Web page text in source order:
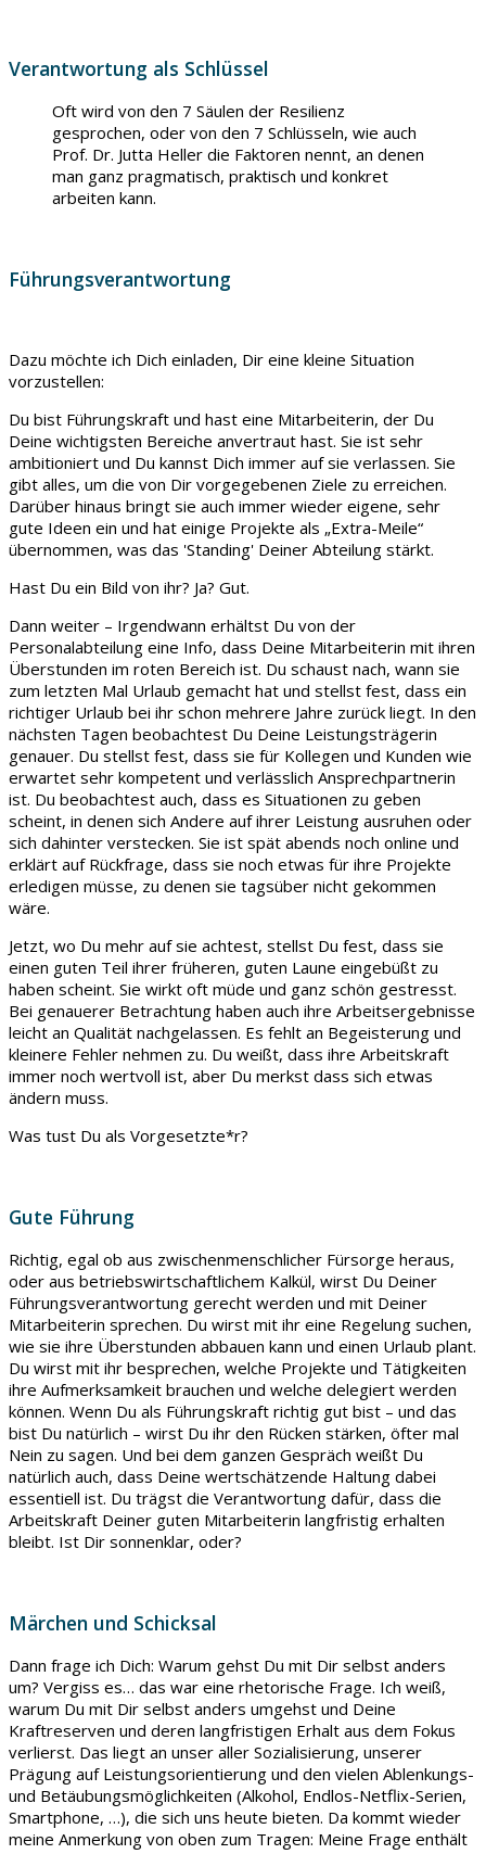
Verantwortung als Schlüssel
Oft wird von den 7 Säulen der Resilienz
gesprochen, oder von den 7 Schlüsseln, wie auch
Prof. Dr. Jutta Heller die Faktoren nennt, an denen
man ganz pragmatisch, praktisch und konkret
arbeiten kann.
Führungsverantwortung
Dazu möchte ich Dich einladen, Dir eine kleine Situation
vorzustellen:
Du bist Führungskraft und hast eine Mitarbeiterin, der Du
Deine wichtigsten Bereiche anvertraut hast. Sie ist sehr
ambitioniert und Du kannst Dich immer auf sie verlassen. Sie
gibt alles, um die von Dir vorgegebenen Ziele zu erreichen.
Darüber hinaus bringt sie auch immer wieder eigene, sehr
gute Ideen ein und hat einige Projekte als „Extra-Meile“
übernommen, was das 'Standing' Deiner Abteilung stärkt.
Hast Du ein Bild von ihr? Ja? Gut.
Dann weiter – Irgendwann erhältst Du von der
Personalabteilung eine Info, dass Deine Mitarbeiterin mit ihren
Überstunden im roten Bereich ist. Du schaust nach, wann sie
zum letzten Mal Urlaub gemacht hat und stellst fest, dass ein
richtiger Urlaub bei ihr schon mehrere Jahre zurück liegt. In den
nächsten Tagen beobachtest Du Deine Leistungsträgerin
genauer. Du stellst fest, dass sie für Kollegen und Kunden wie
erwartet sehr kompetent und verlässlich Ansprechpartnerin
ist. Du beobachtest auch, dass es Situationen zu geben
scheint, in denen sich Andere auf ihrer Leistung ausruhen oder
sich dahinter verstecken. Sie ist spät abends noch online und
erklärt auf Rückfrage, dass sie noch etwas für ihre Projekte
erledigen müsse, zu denen sie tagsüber nicht gekommen
wäre.
Jetzt, wo Du mehr auf sie achtest, stellst Du fest, dass sie
einen guten Teil ihrer früheren, guten Laune eingebüßt zu
haben scheint. Sie wirkt oft müde und ganz schön gestresst.
Bei genauerer Betrachtung haben auch ihre Arbeitsergebnisse
leicht an Qualität nachgelassen. Es fehlt an Begeisterung und
kleinere Fehler nehmen zu. Du weißt, dass ihre Arbeitskraft
immer noch wertvoll ist, aber Du merkst dass sich etwas
ändern muss.
Was tust Du als Vorgesetzte*r?
Gute Führung
Richtig, egal ob aus zwischenmenschlicher Fürsorge heraus,
oder aus betriebswirtschaftlichem Kalkül, wirst Du Deiner
Führungsverantwortung gerecht werden und mit Deiner
Mitarbeiterin sprechen. Du wirst mit ihr eine Regelung suchen,
wie sie ihre Überstunden abbauen kann und einen Urlaub plant.
Du wirst mit ihr besprechen, welche Projekte und Tätigkeiten
ihre Aufmerksamkeit brauchen und welche delegiert werden
können. Wenn Du als Führungskraft richtig gut bist – und das
bist Du natürlich – wirst Du ihr den Rücken stärken, öfter mal
Nein zu sagen. Und bei dem ganzen Gespräch weißt Du
natürlich auch, dass Deine wertschätzende Haltung dabei
essentiell ist. Du trägst die Verantwortung dafür, dass die
Arbeitskraft Deiner guten Mitarbeiterin langfristig erhalten
bleibt. Ist Dir sonnenklar, oder?
Märchen und Schicksal
Dann frage ich Dich: Warum gehst Du mit Dir selbst anders
um? Vergiss es… das war eine rhetorische Frage. Ich weiß,
warum Du mit Dir selbst anders umgehst und Deine
Kraftreserven und deren langfristigen Erhalt aus dem Fokus
verlierst. Das liegt an unser aller Sozialisierung, unserer
Prägung auf Leistungsorientierung und den vielen Ablenkungs-
und Betäubungsmöglichkeiten (Alkohol, Endlos-Netflix-Serien,
Smartphone, …), die sich uns heute bieten. Da kommt wieder
meine Anmerkung von oben zum Tragen: Meine Frage enthält